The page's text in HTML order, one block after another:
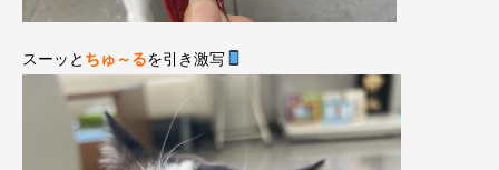
スーッと ちゅ～るを引き激写